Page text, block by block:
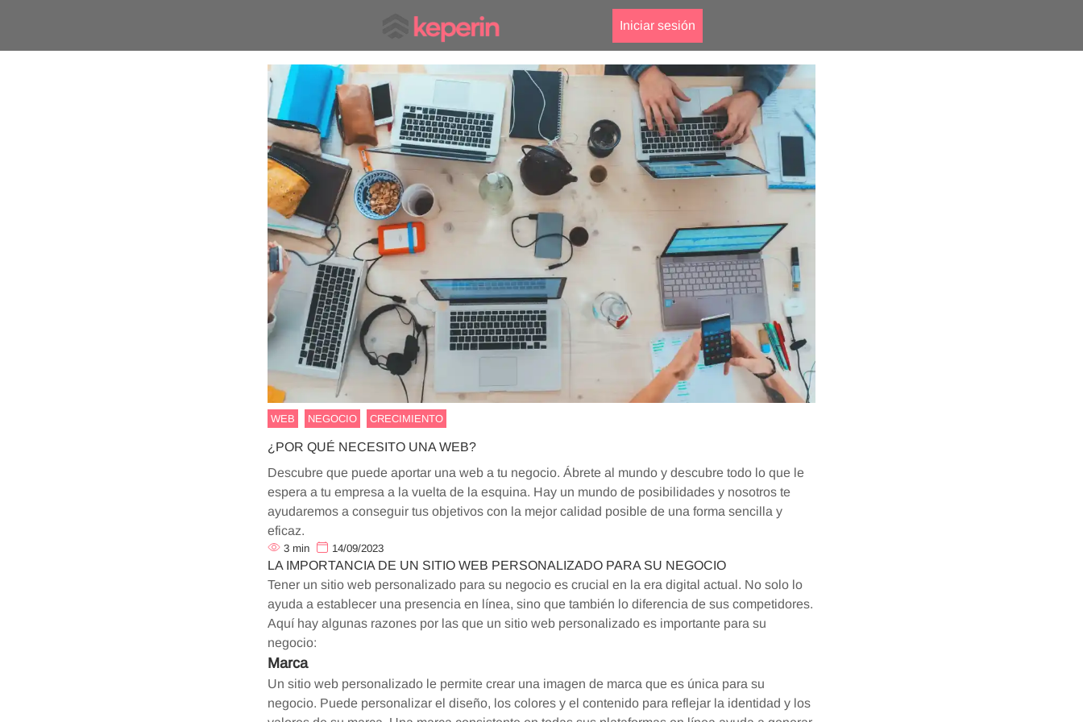
Iniciar sesión
WEB NEGOCIO CRECIMIENTO
¿POR QUÉ NECESITO UNA WEB?
Descubre que puede aportar una web a tu negocio. Ábrete al mundo y descubre todo lo que le
espera a tu empresa a la vuelta de la esquina. Hay un mundo de posibilidades y nosotros te
ayudaremos a conseguir tus objetivos con la mejor calidad posible de una forma sencilla y
eficaz.
3 min 14/09/2023
LA IMPORTANCIA DE UN SITIO WEB PERSONALIZADO PARA SU NEGOCIO
Tener un sitio web personalizado para su negocio es crucial en la era digital actual. No solo lo
ayuda a establecer una presencia en línea, sino que también lo diferencia de sus competidores.
Aquí hay algunas razones por las que un sitio web personalizado es importante para su
negocio:
Marca
Un sitio web personalizado le permite crear una imagen de marca que es única para su
negocio. Puede personalizar el diseño, los colores y el contenido para reflejar la identidad y los